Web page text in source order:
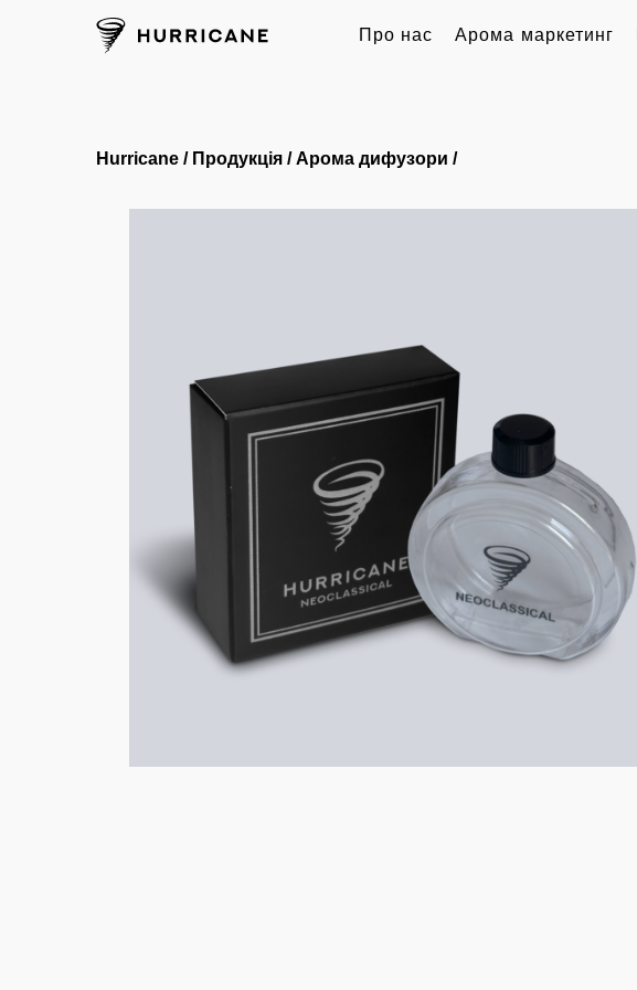
Про нас Арома маркетинг
Hurricane / Продукція /Арома дифузори /